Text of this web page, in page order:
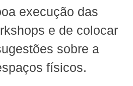
execução das
e de colocar
sobre a
físicos.